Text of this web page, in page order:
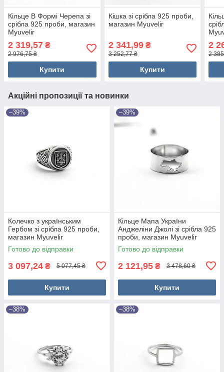
Кільце В Формі Черепа зі
срібла 925 проби, магазин
Myuvelir
2 319,57 ₴
2 976,75 ₴
Купити
Кішка зі срібла 925 проби,
магазин Myuvelir
2 341,99₴
3 252,77 ₴
Купити
2
2
Акційні пропозиції та новинки
–39%
Колечко з українським
Гербом зі срібла 925 проби,
магазин Myuvelir
Готово до відправки
3 097,24 ₴ 5 077,45 ₴
Купити
–39%
Кільце Мапа України
Анджеліни Джолі зі срібла 925
проби, магазин Myuvelir
Готово до відправки
2 121,95 ₴ 3 478,60 ₴
Купити
–38% –38%